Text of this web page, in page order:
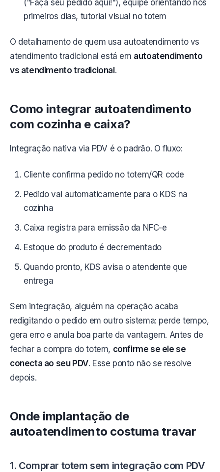
("Faça seu pedido aqui!"), equipe orientando nos
primeiros dias, tutorial visual no totem
O detalhamento de quem usa autoatendimento vs
atendimento tradicional está em autoatendimento
vs atendimento tradicional .
Como integrar autoatendimento
com cozinha e caixa?
Integração nativa via PDV é o padrão. O fluxo:
Cliente confirma pedido no totem/QR code
Pedido vai automaticamente para o KDS na
cozinha
Caixa registra para emissão da NFC-e
Estoque do produto é decrementado
Quando pronto, KDS avisa o atendente que
entrega
Sem integração, alguém na operação acaba
redigitando o pedido em outro sistema: perde tempo,
gera erro e anula boa parte da vantagem. Antes de
fechar a compra do totem, confirme se ele se
conecta ao seu PDV. Esse ponto não se resolve
depois.
Onde implantação de
autoatendimento costuma travar
1. Comprar totem sem integração com PDV